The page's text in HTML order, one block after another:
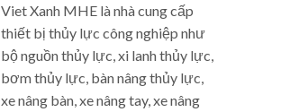
Viet Xanh MHE là nhà cung cấp
thiết bị thủy lực công nghiệp như
bộ nguồn thủy lực, xi lanh thủy lực,
bơm thủy lực, bàn nâng thủy lực,
xe nâng bàn, xe nâng tay, xe nâng